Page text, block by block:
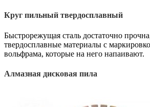
Круг пильный твердосплавный
Быстрорежущая сталь достаточно
твердосплавные материалы с
вольфрама, которые на него напаивают.
Алмазная дисковая пила